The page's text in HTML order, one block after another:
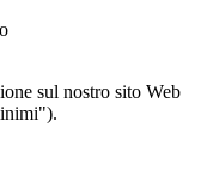
sul nostro sito Web